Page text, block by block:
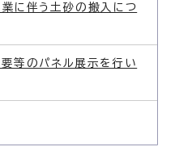
に伴う土砂の搬入につ
等のパネル展示を行い